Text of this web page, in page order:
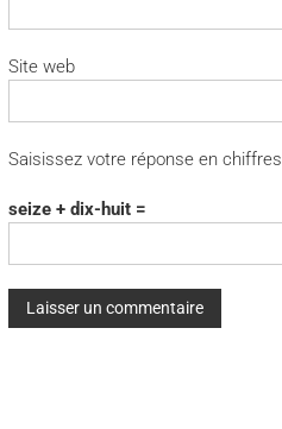
Site web
Saisissez votre réponse en chiffres
seize + dix-huit =